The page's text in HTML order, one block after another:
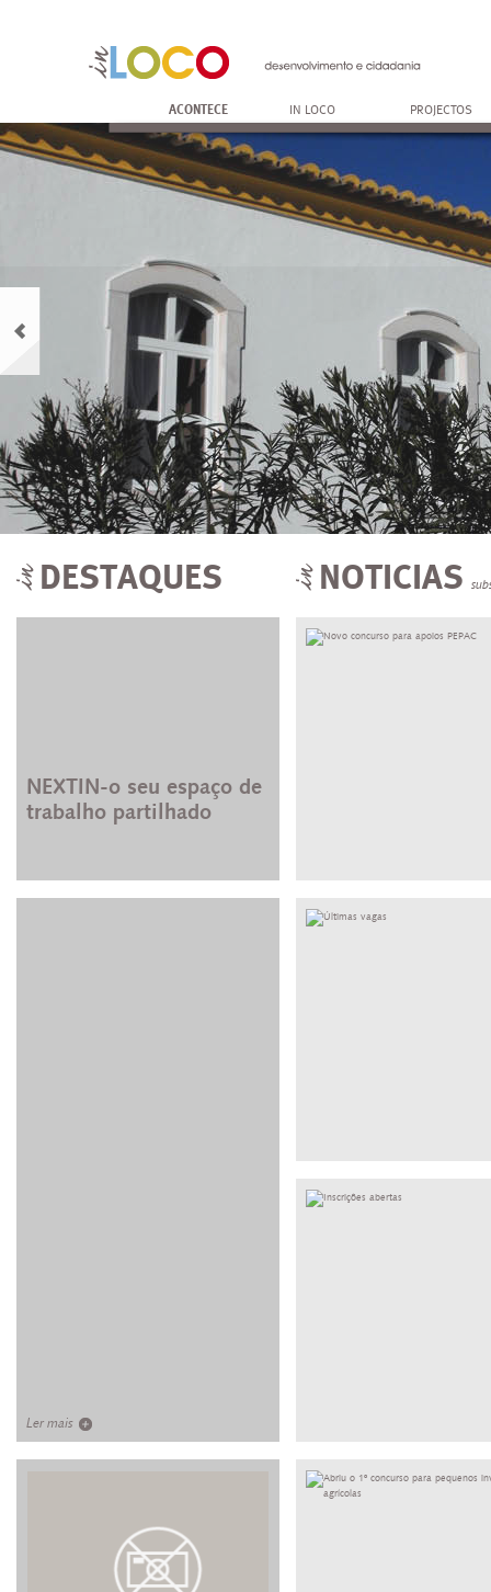
ACONTECE IN LOCO PROJECTOS
DESTAQUES NOTICIAS
NEXTIN-o seu espaço de
trabalho partilhado
Ler mais